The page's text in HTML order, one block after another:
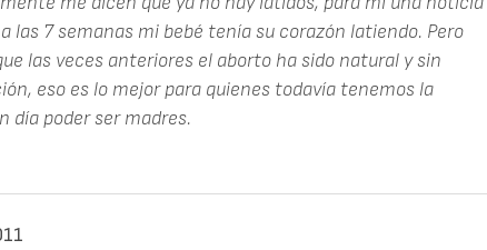
las 7 semanas mi bebé tenía su corazón latiendo. Pero
las veces anteriores el aborto ha sido natural y sin
eso es lo mejor para quienes todavía tenemos la
día poder ser madres.